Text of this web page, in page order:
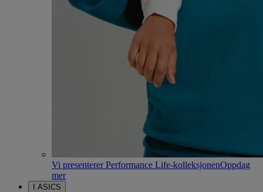
Vi presenterer Performance Life-kolleksjonenOppdag
mer
I ASICS